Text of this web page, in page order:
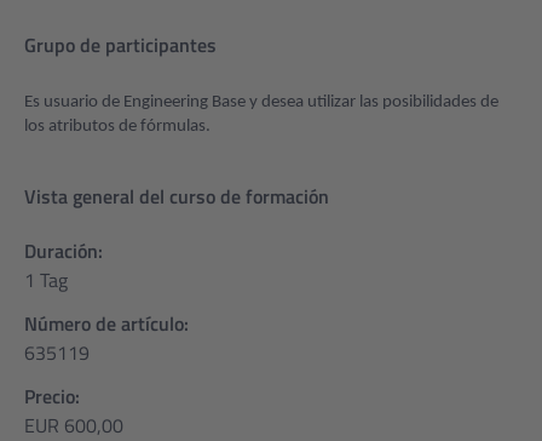
Grupo de participantes
Es usuario de Engineering Base y desea utilizar las posibilidades de
los atributos de fórmulas.
Vista general del curso de formación
Duración:
1 Tag
Número de artículo:
635119
Precio:
EUR 600,00